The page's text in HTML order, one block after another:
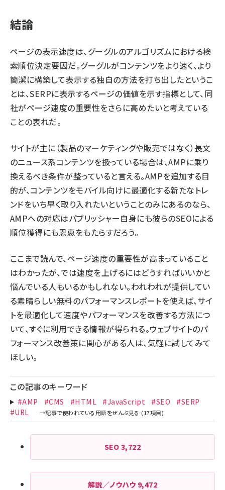
結論
ページの表示速度は、グーグルのアルゴリズムにおける検
索順位決定要因だ。グーグルがコンテンツをより速く、より
簡潔に構築して表示する独自の方法を打ち出したというこ
とは、SERPに表示するページの価値を示す指標として、同
社がページ速度の重要性をさらに高めたいと考えている
ことの表れだ。
サイトが主に（製品のマーケティングや販売ではなく）長文
のニュース系コンテンツを扱っている場合は、AMPに乗り
換えるべき条件が整っていると言える。AMPを追加する目
的が、コンテンツをモバイル向けに最適化する新たなトレ
ンドをいち早く取り入れたいということのみにあるのなら、
AMPへの対応はパブリッシャー自身にも彼らのSEOによる
順位獲得にも恩恵をもたらすだろう。
ここまで読んで、ページ速度の重要性が高まっていること
はわかったが、では速度を上げるにはどうすればいいかと
悩んでいる人もいるかもしれない。われわれが提供してい
る素晴らしい無料のパフォーマンスレポートを使えば、サイ
トを最適化して速度やパフォーマンスを改善する方法につ
いて、すぐに利用できる情報が得られる。ウェブサイトのパ
フォーマンス改善策に関心がある人は、気軽に試してみて
ほしい。
この記事のキーワード
#AMP #CMS #HTML #JavaScript #SEO
#SERP
#URL
SEO 3,722
解説／ノウハウ 9,472